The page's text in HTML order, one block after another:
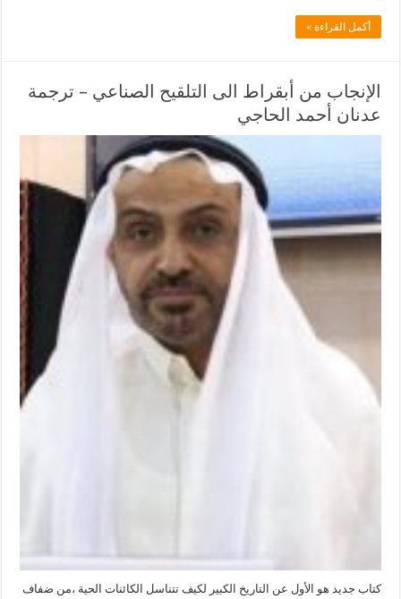
أكمل القراءة »
الإنجاب من أبقراط الى التلقيح الصناعي – ترجمة
عدنان أحمد الحاجي
كتاب جديد هو الأول عن التاريخ الكبير لكيف تتناسل الكائنات الحية ،من ضفاف